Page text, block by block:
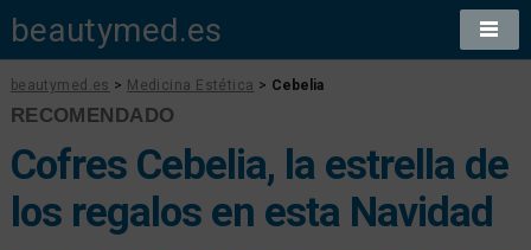
beautymed.es
beautymed.es > Medicina Estética > Cebelia
RECOMENDADO
Cofres Cebelia, la estrella de
los regalos en esta Navidad